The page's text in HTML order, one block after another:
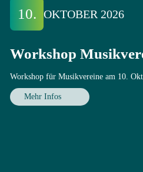
10. OKTOBER 2026
Workshop
Workshop für Musikvereine am 10.
Mehr Infos